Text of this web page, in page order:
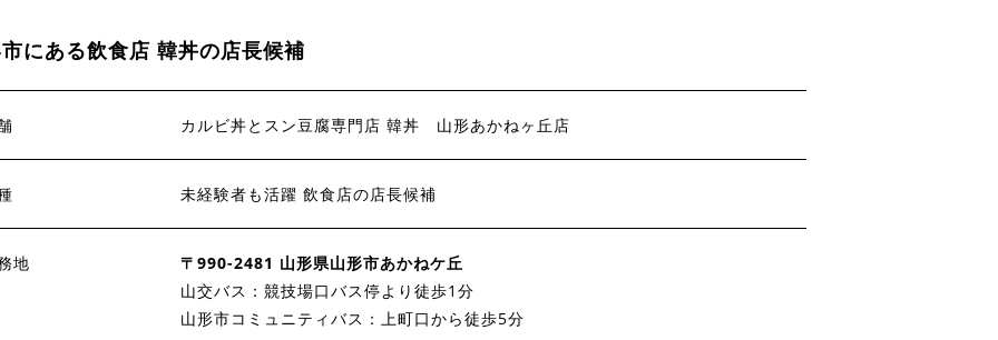
にある飲食店 韓丼の店長候補
カルビ丼とスン豆腐専門店 韓丼 山形あかねヶ丘店
未経験者も活躍 飲食店の店長候補
地
〒990-2481 山形県山形市あかねケ丘
山交バス：競技場口バス停より徒歩1分
山形市コミュニティバス：上町口から徒歩5分